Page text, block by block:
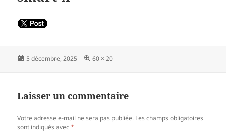
Publié
5 décembre, 2025
Taille
60 × 20
Laisser un commentaire
Votre adresse e-mail ne sera pas publiée. Les champs obligatoires
sont indiqués avec*